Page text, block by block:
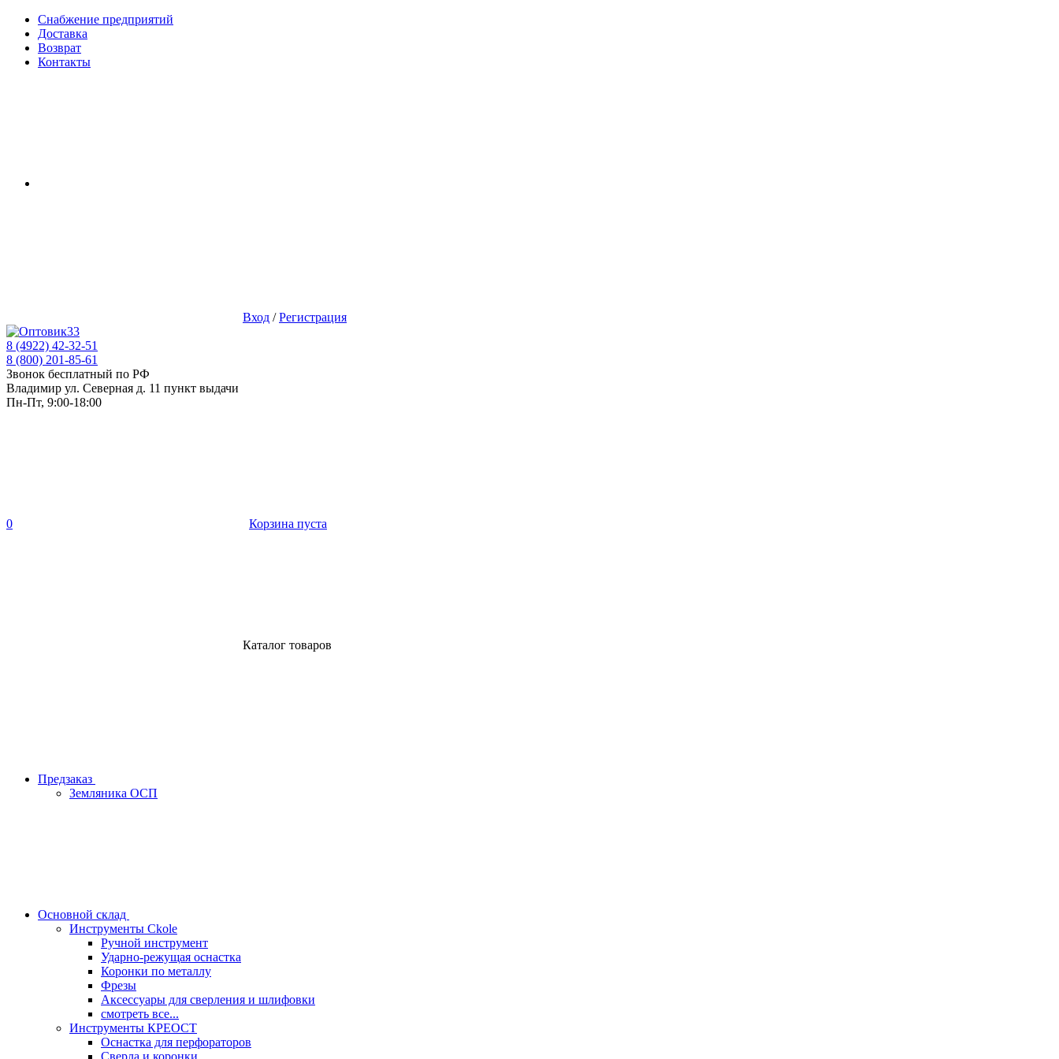
Снабжение предприятий
Доставка
Возврат
Контакты
Вход /Регистрация
8 (4922) 42-32-51
8 (800) 201-85-61
Звонок бесплатный по РФ
Владимир ул. Северная д. 11 пункт выдачи
Пн-Пт, 9:00-18:00
0 Корзина пуста
Каталог товаров
Предзаказ
Земляника ОСП
Основной склад
Инструменты Ckole
Ручной инструмент
Ударно‑режущая оснастка
Коронки по металлу
Фрезы
Аксессуары для сверления и шлифовки
смотреть все...
Инструменты КРЕОСТ
Оснастка для перфораторов
Сверла и коронки